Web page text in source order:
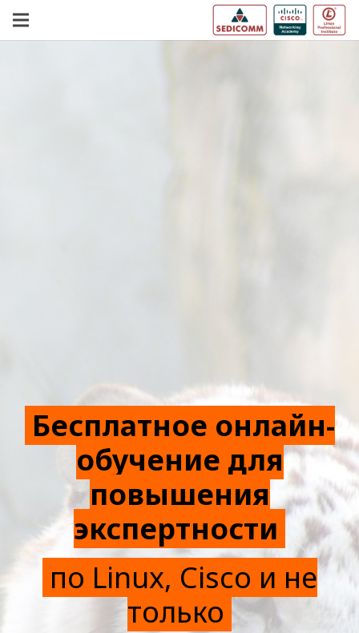
Бесплатное онлайн-
обучение для
повышения
экспертности
по Linux, Cisco и не
только